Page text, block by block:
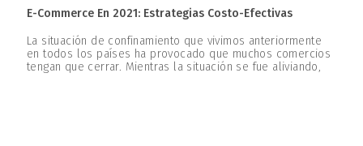
E-Commerce En 2021: Estrategias Costo-Efectivas
La situación de confinamiento que vivimos anteriormente
en todos los países ha provocado que muchos comercios
tengan que cerrar. Mientras la situación se fue aliviando,